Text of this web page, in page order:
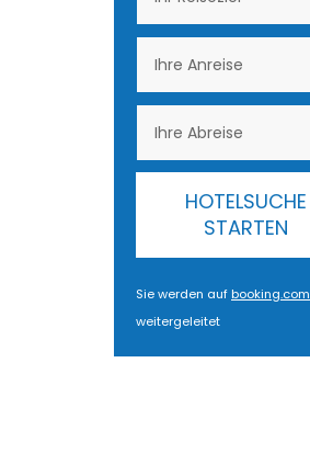
HOTELSUCHE
STARTEN
Sie werden aufbooking.com
weitergeleitet